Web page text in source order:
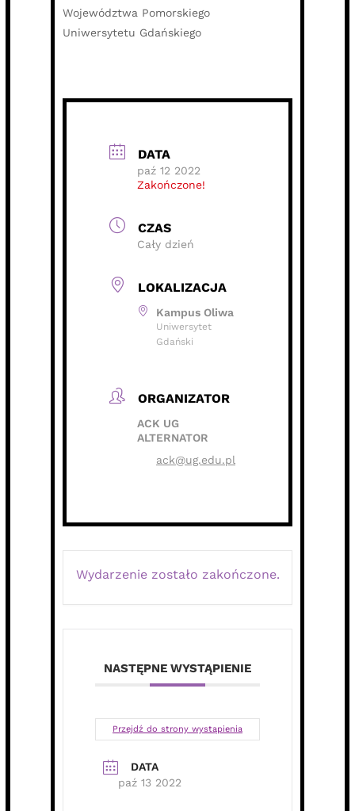
Województwa Pomorskiego
Uniwersytetu Gdańskiego
DATA
paź 12 2022
Zakończone!
CZAS
Cały dzień
LOKALIZACJA
Kampus Oliwa
Uniwersytet
Gdański
ORGANIZATOR
ACK UG
ALTERNATOR
ack@ug.edu.pl
Wydarzenie zostało zakończone.
NASTĘPNE WYSTĄPIENIE
Przejdź do strony wystąpienia
DATA
paź 13 2022